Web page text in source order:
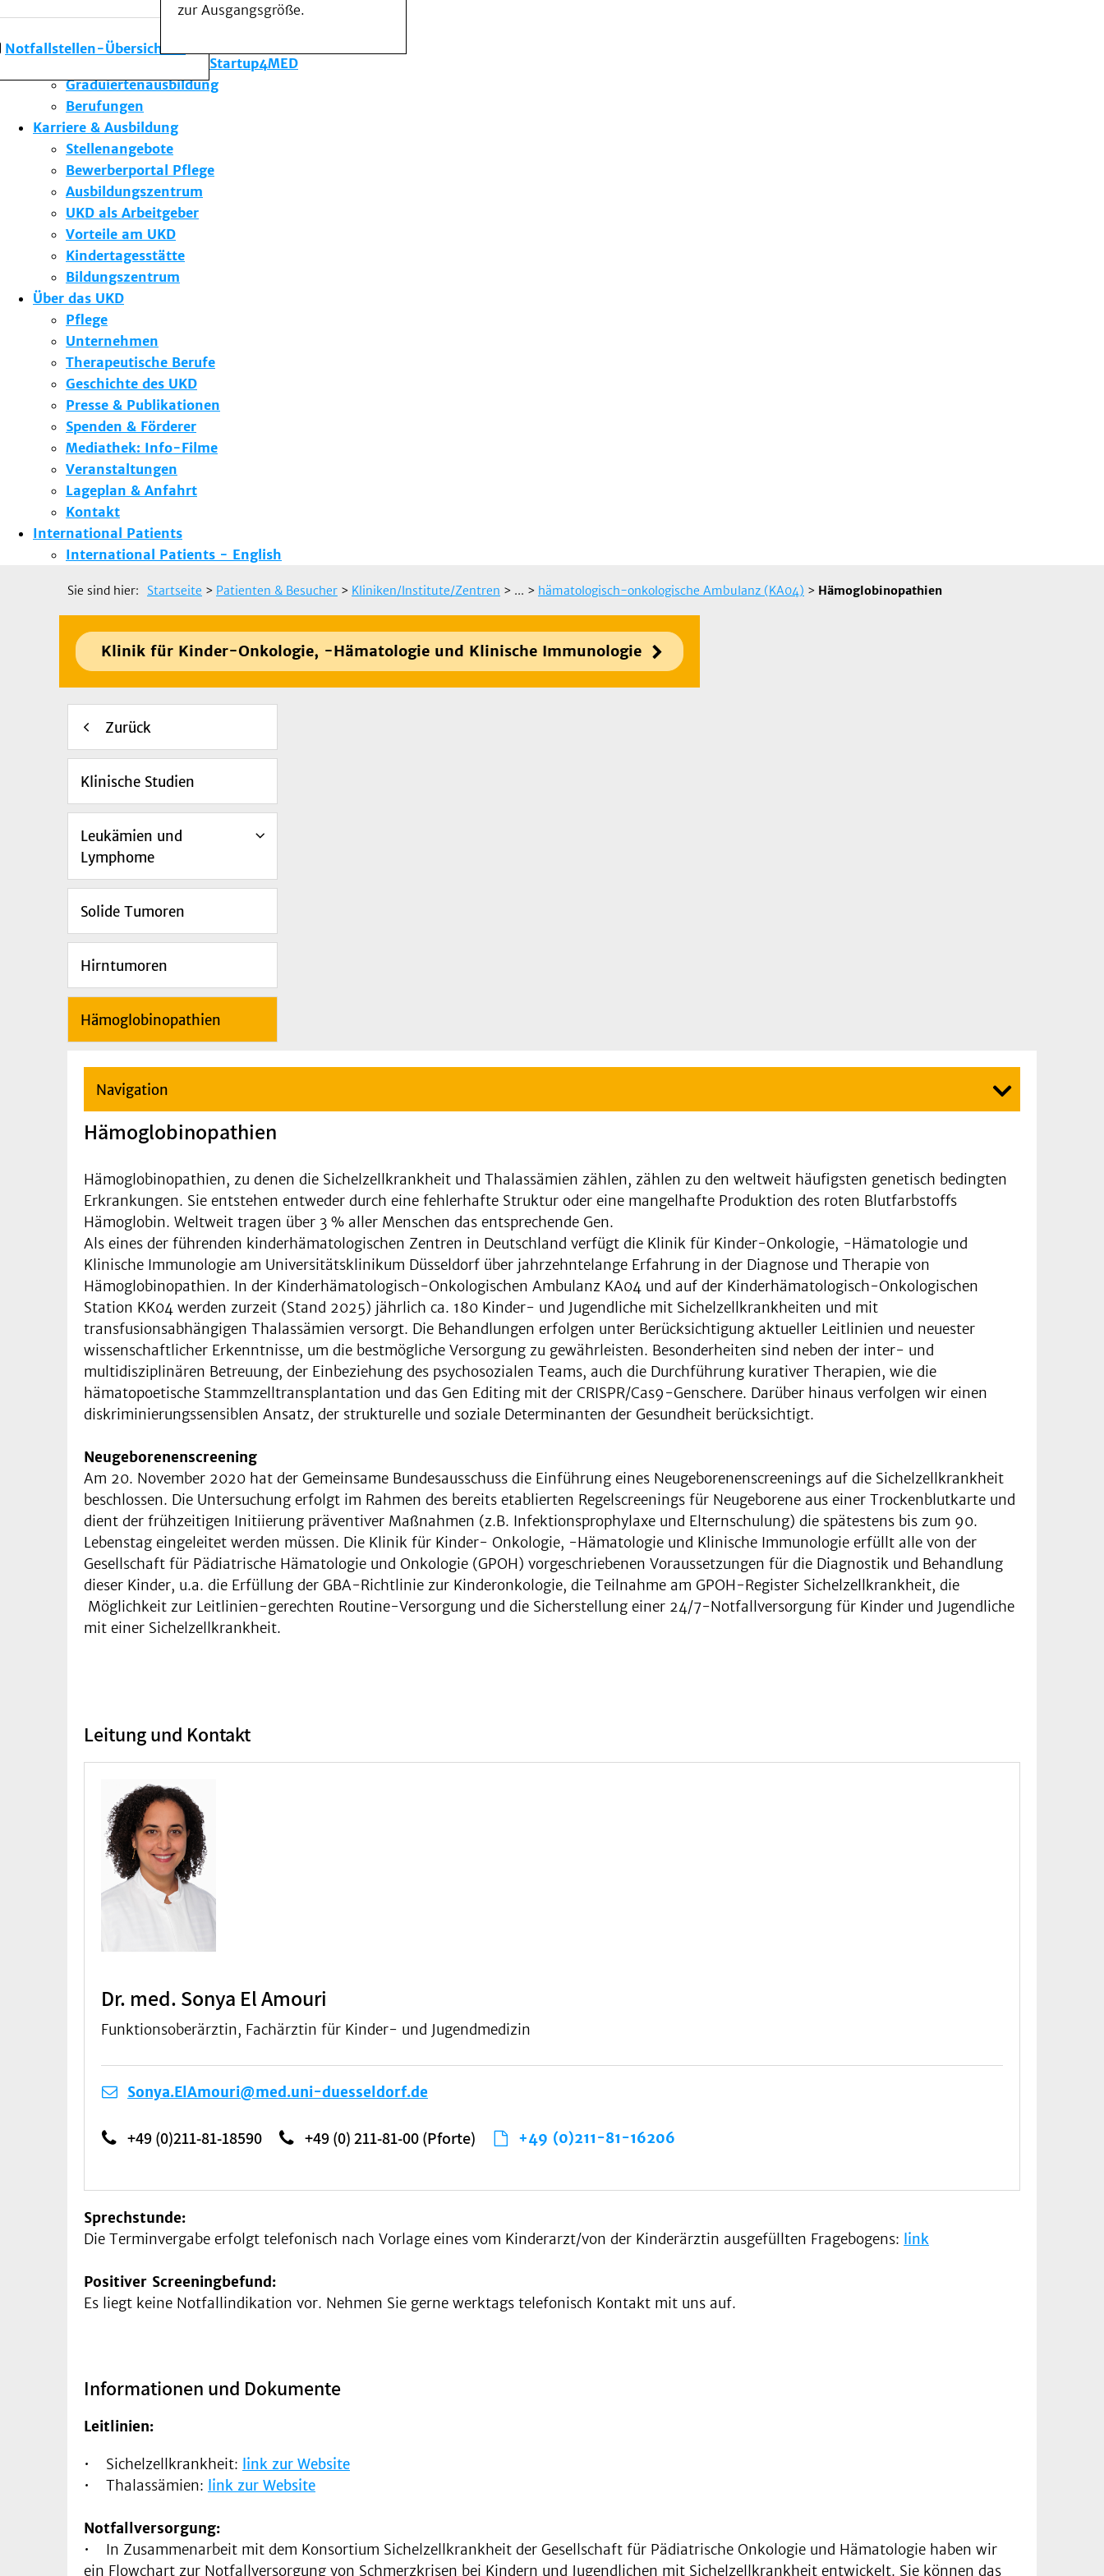
Notfallstellen-Übersicht
zur Ausgangsgröße.
Forschung am UKD
Studium & Lehre
Gründungsförderung Startup4MED
Graduiertenausbildung
Berufungen
Karriere & Ausbildung
Stellenangebote
Bewerberportal Pflege
Ausbildungszentrum
UKD als Arbeitgeber
Vorteile am UKD
Kindertagesstätte
Bildungszentrum
Über das UKD
Pflege
Unternehmen
Therapeutische Berufe
Geschichte des UKD
Presse & Publikationen
Spenden & Förderer
Mediathek: Info-Filme
Veranstaltungen
Lageplan & Anfahrt
Kontakt
International Patients
International Patients - English
Sie sind hier: Startseite > Patienten & Besucher > Kliniken/Institute/Zentren > ... > hämatologisch-onkologische Ambulanz (KA04) > Hämoglobinopathien
Klinik für Kinder-Onkologie, -Hämatologie und Klinische Immunologie
Zurück
Klinische Studien
Leukämien und
Lymphome
Solide Tumoren
Hirntumoren
Hämoglobinopathien
Navigation
Hämoglobinopathien
Hämoglobinopathien, zu denen die Sichelzellkrankheit und Thalassämien zählen, zählen zu den weltweit häufigsten genetisch bedingten
Erkrankungen. Sie entstehen entweder durch eine fehlerhafte Struktur oder eine mangelhafte Produktion des roten Blutfarbstoffs
Hämoglobin. Weltweit tragen über 3 % aller Menschen das entsprechende Gen.
Als eines der führenden kinderhämatologischen Zentren in Deutschland verfügt die Klinik für Kinder-Onkologie, -Hämatologie und
Klinische Immunologie am Universitätsklinikum Düsseldorf über jahrzehntelange Erfahrung in der Diagnose und Therapie von
Hämoglobinopathien. In der Kinderhämatologisch-Onkologischen Ambulanz KA04 und auf der Kinderhämatologisch-Onkologischen
Station KK04 werden zurzeit (Stand 2025) jährlich ca. 180 Kinder- und Jugendliche mit Sichelzellkrankheiten und mit
transfusionsabhängigen Thalassämien versorgt. Die Behandlungen erfolgen unter Berücksichtigung aktueller Leitlinien und neuester
wissenschaftlicher Erkenntnisse, um die bestmögliche Versorgung zu gewährleisten. Besonderheiten sind neben der inter- und
multidisziplinären Betreuung, der Einbeziehung des psychosozialen Teams, auch die Durchführung kurativer Therapien, wie die
hämatopoetische Stammzelltransplantation und das Gen Editing mit der CRISPR/Cas9-Genschere. Darüber hinaus verfolgen wir einen
diskriminierungssensiblen Ansatz, der strukturelle und soziale Determinanten der Gesundheit berücksichtigt.
Neugeborenenscreening
Am 20. November 2020 hat der Gemeinsame Bundesausschuss die Einführung eines Neugeborenenscreenings auf die Sichelzellkrankheit
beschlossen. Die Untersuchung erfolgt im Rahmen des bereits etablierten Regelscreenings für Neugeborene aus einer Trockenblutkarte und
dient der frühzeitigen Initiierung präventiver Maßnahmen (z.B. Infektionsprophylaxe und Elternschulung) die spätestens bis zum 90.
Lebenstag eingeleitet werden müssen. Die Klinik für Kinder- Onkologie, -Hämatologie und Klinische Immunologie erfüllt alle von der
Gesellschaft für Pädiatrische Hämatologie und Onkologie (GPOH) vorgeschriebenen Voraussetzungen für die Diagnostik und Behandlung
dieser Kinder, u.a. die Erfüllung der GBA-Richtlinie zur Kinderonkologie, die Teilnahme am GPOH-Register Sichelzellkrankheit, die
Möglichkeit zur Leitlinien-gerechten Routine-Versorgung und die Sicherstellung einer 24/7-Notfallversorgung für Kinder und Jugendliche
mit einer Sichelzellkrankheit.
Leitung und Kontakt
Dr. med. Sonya El Amouri
Funktionsoberärztin, Fachärztin für Kinder- und Jugendmedizin
Sonya.ElAmouri@med.uni-duesseldorf.de
+49 (0)211-81-18590 +49 (0) 211-81-00 (Pforte) +49 (0)211-81-16206
Sprechstunde:
Die Terminvergabe erfolgt telefonisch nach Vorlage eines vom Kinderarzt/von der Kinderärztin ausgefüllten Fragebogens: link
Positiver Screeningbefund:
Es liegt keine Notfallindikation vor. Nehmen Sie gerne werktags telefonisch Kontakt mit uns auf.
Informationen und Dokumente
Leitlinien:
• Sichelzellkrankheit: link zur Website
• Thalassämien: link zur Website
Notfallversorgung:
• In Zusammenarbeit mit dem Konsortium Sichelzellkrankheit der Gesellschaft für Pädiatrische Onkologie und Hämatologie haben wir
ein Flowchart zur Notfallversorgung von Schmerzkrisen bei Kindern und Jugendlichen mit Sichelzellkrankheit entwickelt. Sie können das